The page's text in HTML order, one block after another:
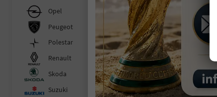
Opel
Peugeot
Polestar
Renault
Skoda
Suzuki